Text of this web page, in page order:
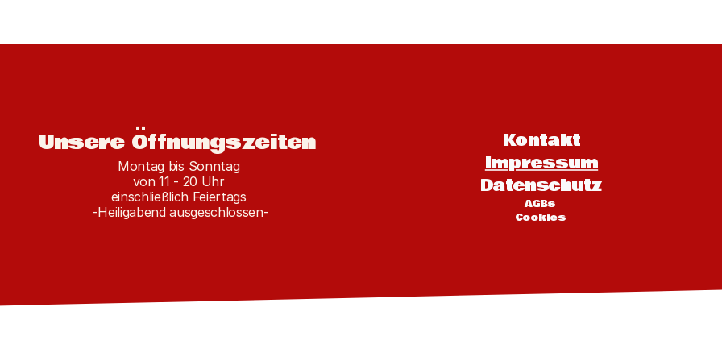
Unsere Öffnungszeiten
Montag bis Sonntag
von 11 - 20 Uhr
einschließlich Feiertags
-Heiligabend ausgeschlossen-
Kontakt
Impressum
Datenschutz
AGBs
Cookies